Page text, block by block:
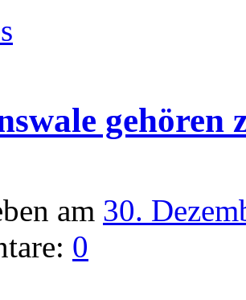
gehören
am 30.
0